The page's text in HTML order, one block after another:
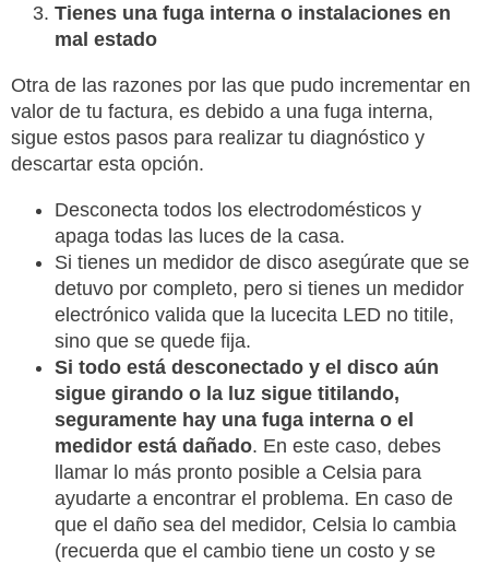
Tienes una fuga interna o instalaciones en
mal estado
Otra de las razones por las que pudo incrementar en
valor de tu factura, es debido a una fuga interna,
sigue estos pasos para realizar tu diagnóstico y
descartar esta opción.
Desconecta todos los electrodomésticos y
apaga todas las luces de la casa.
Si tienes un medidor de disco asegúrate que se
detuvo por completo, pero si tienes un medidor
electrónico valida que la lucecita LED no titile,
sino que se quede fi­ja.
Si todo está desconectado y el disco aún
sigue girando o la luz sigue titilando,
seguramente hay una fuga interna o el
medidor está dañado. En este caso, debes
llamar lo más pronto posible a Celsia para
ayudarte a encontrar el problema. En caso de
que el daño sea del medidor, Celsia lo cambia
(recuerda que el cambio tiene un costo y se